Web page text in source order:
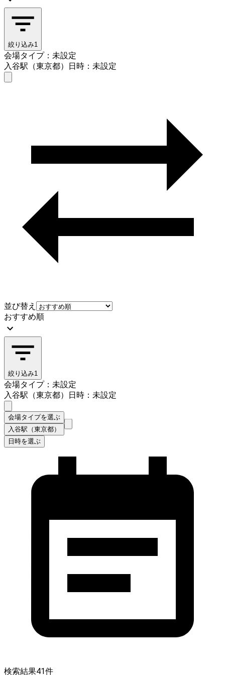
絞り込み1
会場タイプ：未設定
入谷駅（東京都）
日時：未設定
並び替え
おすすめ順
絞り込み1
会場タイプ：未設定
入谷駅（東京都）
日時：未設定
会場タイプを選ぶ
入谷駅（東京都）
日時を選ぶ
検索結果41件